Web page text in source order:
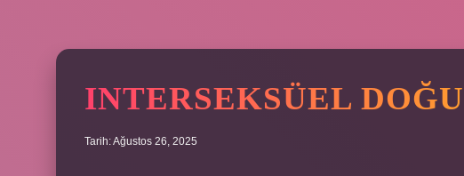
INTERSEKSÜEL
Tarih: Ağustos 26, 2025